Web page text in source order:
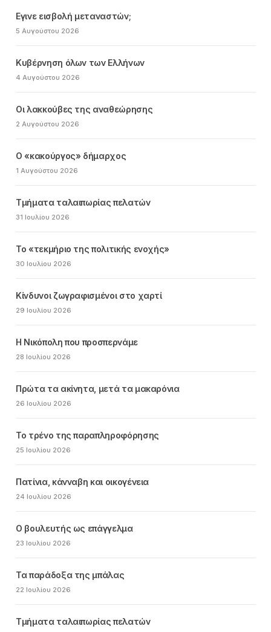
Εγινε εισβολή μεταναστών;
5 Αυγούστου 2026
Κυβέρνηση όλων των Ελλήνων
4 Αυγούστου 2026
Οι λακκούβες της αναθεώρησης
2 Αυγούστου 2026
Ο «κακούργος» δήμαρχος
1 Αυγούστου 2026
Τμήματα ταλαιπωρίας πελατών
31 Ιουλίου 2026
Το «τεκμήριο της πολιτικής ενοχής»
30 Ιουλίου 2026
Κίνδυνοι ζωγραφισμένοι στο χαρτί
29 Ιουλίου 2026
Η Νικόπολη που προσπερνάμε
28 Ιουλίου 2026
Πρώτα τα ακίνητα, μετά τα μακαρόνια
26 Ιουλίου 2026
Το τρένο της παραπληροφόρησης
25 Ιουλίου 2026
Πατίνια, κάνναβη και οικογένεια
24 Ιουλίου 2026
Ο βουλευτής ως επάγγελμα
23 Ιουλίου 2026
Τα παράδοξα της μπάλας
22 Ιουλίου 2026
Τμήματα ταλαιπωρίας πελατών